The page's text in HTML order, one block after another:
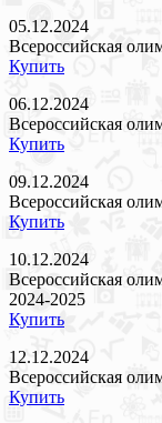
05.12.2024
Всероссийская
Купить
06.12.2024
Всероссийская
Купить
09.12.2024
Всероссийская
Купить
10.12.2024
Всероссийская
2024-2025
Купить
12.12.2024
Всероссийская
Купить